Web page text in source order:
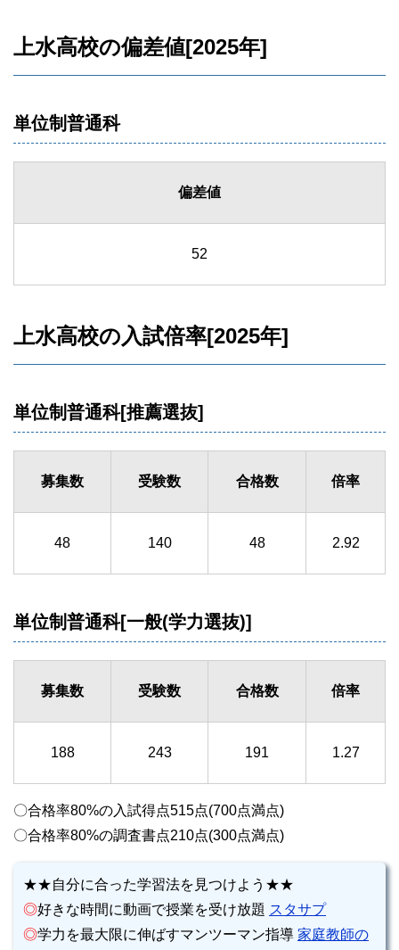
上水高校の偏差値[2025年]
単位制普通科
偏差値
52
上水高校の入試倍率[2025年]
単位制普通科[推薦選抜]
募集数 受験数 合格数 倍率
48 140 48 2.92
単位制普通科[一般(学力選抜)]
募集数 受験数 合格数 倍率
188 243 191 1.27
〇合格率80%の入試得点515点(700点満点)
〇合格率80%の調査書点210点(300点満点)
★★自分に合った学習法を見つけよう★★
◎好きな時間に動画で授業を受け放題 スタサプ
◎学力を最大限に伸ばすマンツーマン指導 家庭教師の